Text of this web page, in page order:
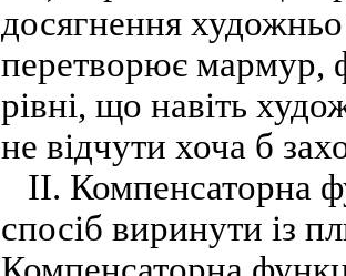
досягнення
перетворює мармур,
рівні, що навіть
не відчути хоча б
ІІ. Компенсаторна
спосіб виринути із